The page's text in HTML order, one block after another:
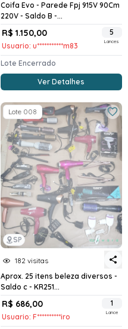
Coifa Evo - Parede Fpj 915V 90Cm
220V - Saldo B -...
R$ 1.150,00
Usuario: u***********m83
5
Lances
Lote Encerrado
Ver Detalhes
SP
Lote 008
182 visitas
Aprox. 25 itens beleza diversos -
Saldo c - KR251...
R$ 686,00
Usuario: F**********iro
1
Lance